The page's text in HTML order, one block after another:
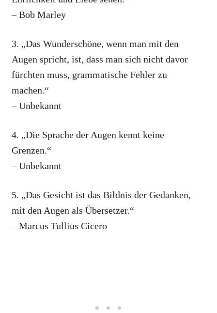
– Bob Marley
3. „Das Wunderschöne, wenn man mit den
Augen spricht, ist, dass man sich nicht davor
fürchten muss, grammatische Fehler zu
machen.“
– Unbekannt
4. „Die Sprache der Augen kennt keine
Grenzen.“
– Unbekannt
5. „Das Gesicht ist das Bildnis der Gedanken,
mit den Augen als Übersetzer.“
– Marcus Tullius Cicero